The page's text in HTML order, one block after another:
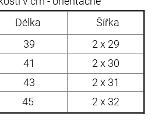
Délka
Šířka
39
2 x 29
41
2 x 30
43
2 x 31
45 2 x 32